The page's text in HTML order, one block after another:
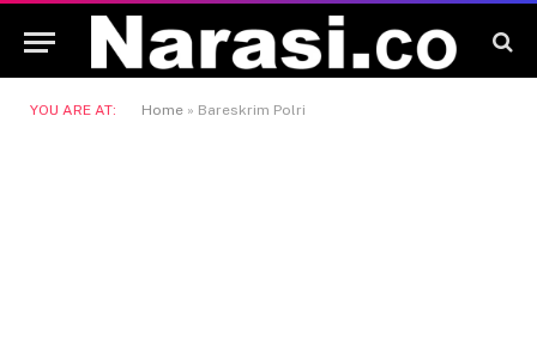
YOU ARE AT: Home » Bareskrim Polri